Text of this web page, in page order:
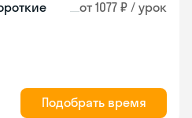
от 1077 ₽ / урок
Подобрать время